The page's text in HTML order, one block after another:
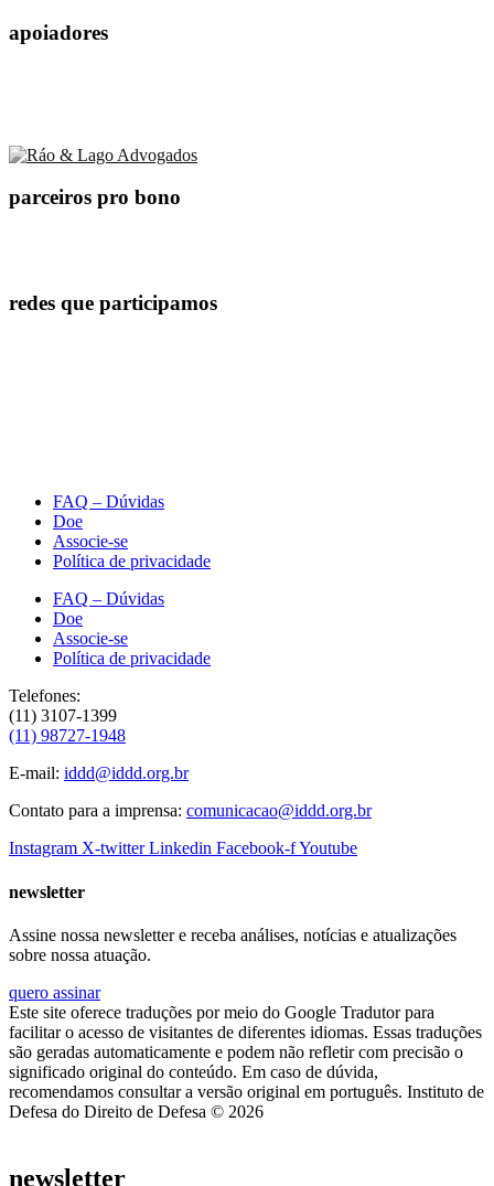
apoiadores
parceiros pro bono
redes que participamos
FAQ – Dúvidas
Doe
Associe-se
Política de privacidade
FAQ – Dúvidas
Doe
Associe-se
Política de privacidade
Telefones:
(11) 3107-1399
(11) 98727-1948
E-mail: iddd@iddd.org.br
Contato para a imprensa: comunicacao@iddd.org.br
Instagram X-twitter Linkedin Facebook-fYoutube
newsletter
Assine nossa newsletter e receba análises, notícias e atualizações
sobre nossa atuação.
quero assinar
Este site oferece traduções por meio do Google Tradutor para
facilitar o acesso de visitantes de diferentes idiomas. Essas traduções
são geradas automaticamente e podem não refletir com precisão o
significado original do conteúdo. Em caso de dúvida,
recomendamos consultar a versão original em português. Instituto de
Defesa do Direito de Defesa © 2026
newsletter